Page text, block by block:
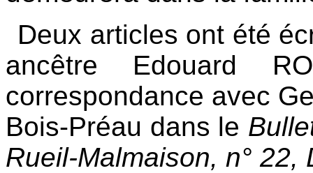
Deux articles ont été
ancêtre Edouard
correspondance avec
Bois-Préau dans le
Rueil-Malmaison, n° 22,